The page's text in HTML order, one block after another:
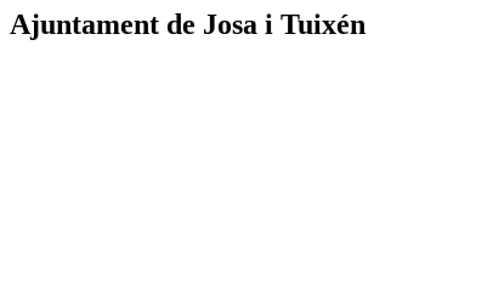
Ajuntament de Josa i Tuixén